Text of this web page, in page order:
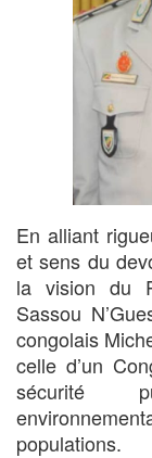
En alliant
et sens du
la vision du
Sassou
congolais
celle d’un
sécurité
populations.